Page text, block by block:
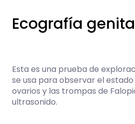
Ecografía
Esta es una prueba de
se usa para observar el
ovarios y las trompas de
ultrasonido.